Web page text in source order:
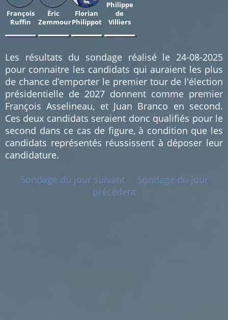
François
Ruffin
0.79
Éric
Zemmour
0.79
Florian
Philippot
0.79
Philippe
de
Villiers
0.79
Les résultats du sondage réalisé le 24-08-2025
pour connaitre les candidats qui auraient les plus
de chance d’emporter le premier tour de l'élection
présidentielle de 2027 donnent comme premier
François Asselineau, et Juan Branco en second.
Ces deux candidats seraient donc qualifiés pour le
second dans ce cas de figure, à condition que les
candidats représentés réussissent à déposer leur
candidature.
Sondage du jour suivant
Sondage du jour
précédent